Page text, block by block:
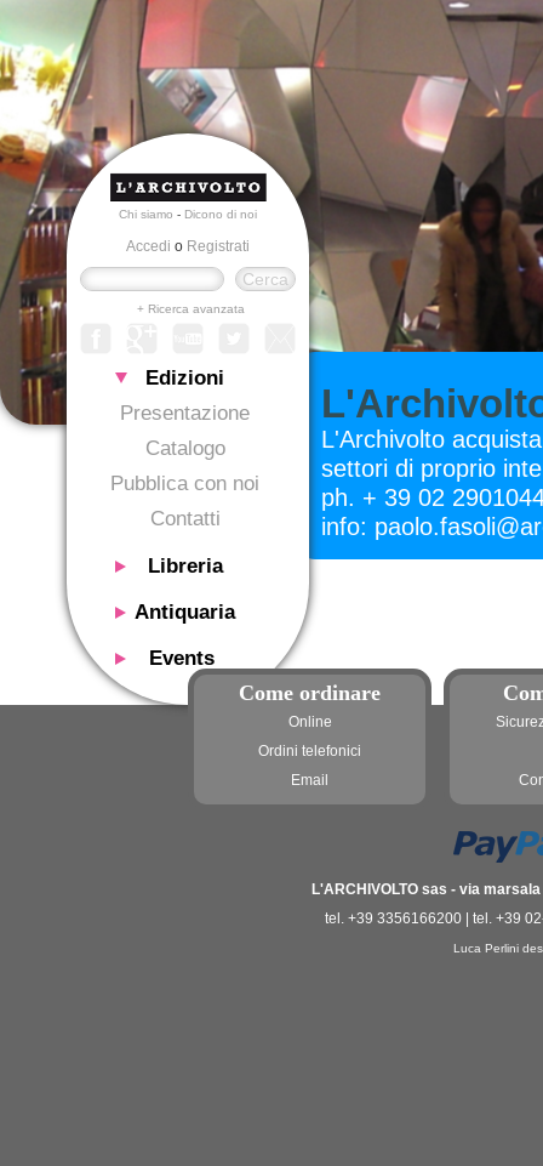
Chi siamo - Dicono di noi
Accedi o Registrati
+ Ricerca avanzata
Edizioni
Presentazione
Catalogo
Pubblica con noi
Contatti
Libreria
Presentazione
Servizi
Riviste
Manifesti mostre
Si acquistano
Antiquaria
Presentazione
Libri antichi
Events
Presentazione
Utilizzo consigliato
Calendario eventi
L'Archivolto
settori di proprio
ph. + 39 02
info:
Come ordinare
Online
Ordini telefonici
Email
L'ARCHIVOLTO sas - via
tel. +39 3356166200 | tel. +39
Luca Perlini